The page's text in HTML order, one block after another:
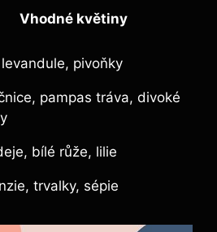
Vhodné květiny
levandule, pivoňky
pampas tráva, divoké
bílé růže, lilie
trvalky, sépie